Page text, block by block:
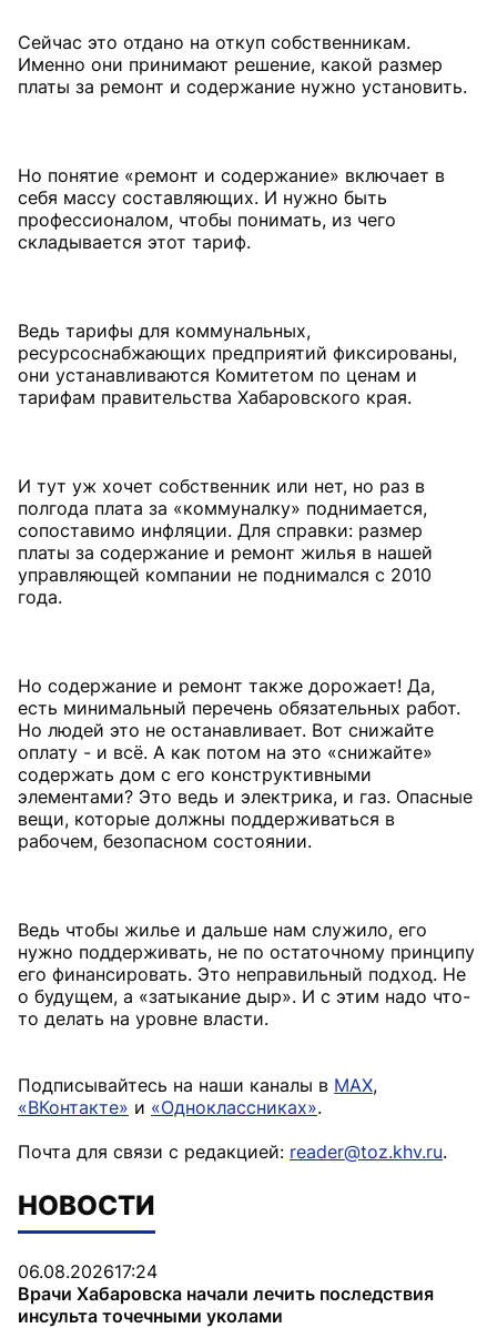
Сейчас это отдано на откуп собственникам.
Именно они принимают решение, какой размер
платы за ремонт и содержание нужно установить.
Но понятие «ремонт и содержание» включает в
себя массу составляющих. И нужно быть
профессионалом, чтобы понимать, из чего
складывается этот тариф.
Ведь тарифы для коммунальных,
ресурсоснабжающих предприятий фиксированы,
они устанавливаются Комитетом по ценам и
тарифам правительства Хабаровского края.
И тут уж хочет собственник или нет, но раз в
полгода плата за «коммуналку» поднимается,
сопоставимо инфляции. Для справки: размер
платы за содержание и ремонт жилья в нашей
управляющей компании не поднимался с 2010
года.
Но содержание и ремонт также дорожает! Да,
есть минимальный перечень обязательных работ.
Но людей это не останавливает. Вот снижайте
оплату - и всё. А как потом на это «снижайте»
содержать дом с его конструктивными
элементами? Это ведь и электрика, и газ. Опасные
вещи, которые должны поддерживаться в
рабочем, безопасном состоянии.
Ведь чтобы жилье и дальше нам служило, его
нужно поддерживать, не по остаточному принципу
его финансировать. Это неправильный подход. Не
о будущем, а «затыкание дыр». И с этим надо что-
то делать на уровне власти.
Подписывайтесь на наши каналы в MAX,
«ВКонтакте» и «Одноклассниках».
Почта для связи с редакцией: reader@toz.khv.ru.
НОВОСТИ
06.08.202617:24
Врачи Хабаровска начали лечить последствия
инсульта точечными уколами